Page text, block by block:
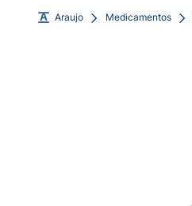
Araujo Medicamentos